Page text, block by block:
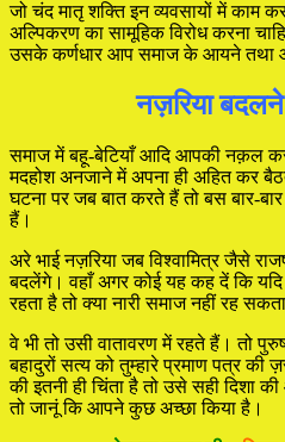
जो चंद मातृ शक्ति इन व्यवसायों में काम
अल्पिकरण का सामूहिक विरोध करना
उसके कर्णधार आप समाज के आयने तथा
नज़रिया
समाज में बहू-बेटियाँ आदि आपकी नक़ल
मदहोश अनजाने में अपना ही अहित कर
घटना पर जब बात करते हैं तो बस बार-
हैं।
अरे भाई नज़रिया जब विश्वामित्र जैसे
बदलेंगे। वहाँ अगर कोई यह कह दें कि
रहता है तो क्या नारी समाज नहीं रह
वे भी तो उसी वातावरण में रहते हैं। तो
बहादुरों सत्य को तुम्हारे प्रमाण पत्र की
की इतनी ही चिंता है तो उसे सही
तो जानूं कि आपने कुछ अच्छा किया है।